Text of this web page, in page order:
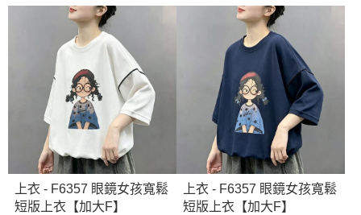
上衣 - F6357 眼鏡女孩寬鬆
短版上衣【加大F】
上衣 - F6357 眼鏡女孩寬鬆
短版上衣【加大F】